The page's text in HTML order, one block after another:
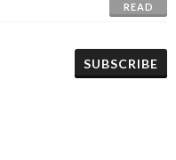
READ
SUBSCRIBE